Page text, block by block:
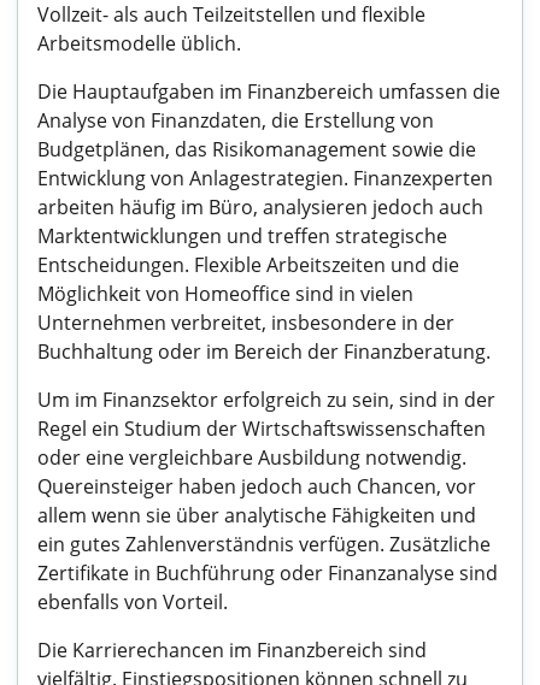
Vollzeit- als auch Teilzeitstellen und flexible
Arbeitsmodelle üblich.
Die Hauptaufgaben im Finanzbereich umfassen die
Analyse von Finanzdaten, die Erstellung von
Budgetplänen, das Risikomanagement sowie die
Entwicklung von Anlagestrategien. Finanzexperten
arbeiten häufig im Büro, analysieren jedoch auch
Marktentwicklungen und treffen strategische
Entscheidungen. Flexible Arbeitszeiten und die
Möglichkeit von Homeoffice sind in vielen
Unternehmen verbreitet, insbesondere in der
Buchhaltung oder im Bereich der Finanzberatung.
Um im Finanzsektor erfolgreich zu sein, sind in der
Regel ein Studium der Wirtschaftswissenschaften
oder eine vergleichbare Ausbildung notwendig.
Quereinsteiger haben jedoch auch Chancen, vor
allem wenn sie über analytische Fähigkeiten und
ein gutes Zahlenverständnis verfügen. Zusätzliche
Zertifikate in Buchführung oder Finanzanalyse sind
ebenfalls von Vorteil.
Die Karrierechancen im Finanzbereich sind
vielfältig. Einstiegspositionen können schnell zu